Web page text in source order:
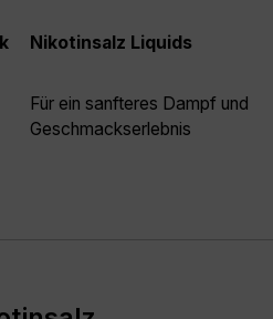
Nikotinsalz Liquids
Für ein sanfteres Dampf und
Geschmackserlebnis